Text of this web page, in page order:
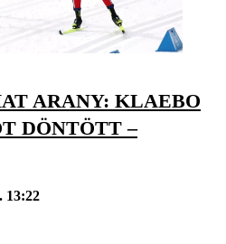
ARANY: KLAEBO
DÖNTÖTT –
13:22